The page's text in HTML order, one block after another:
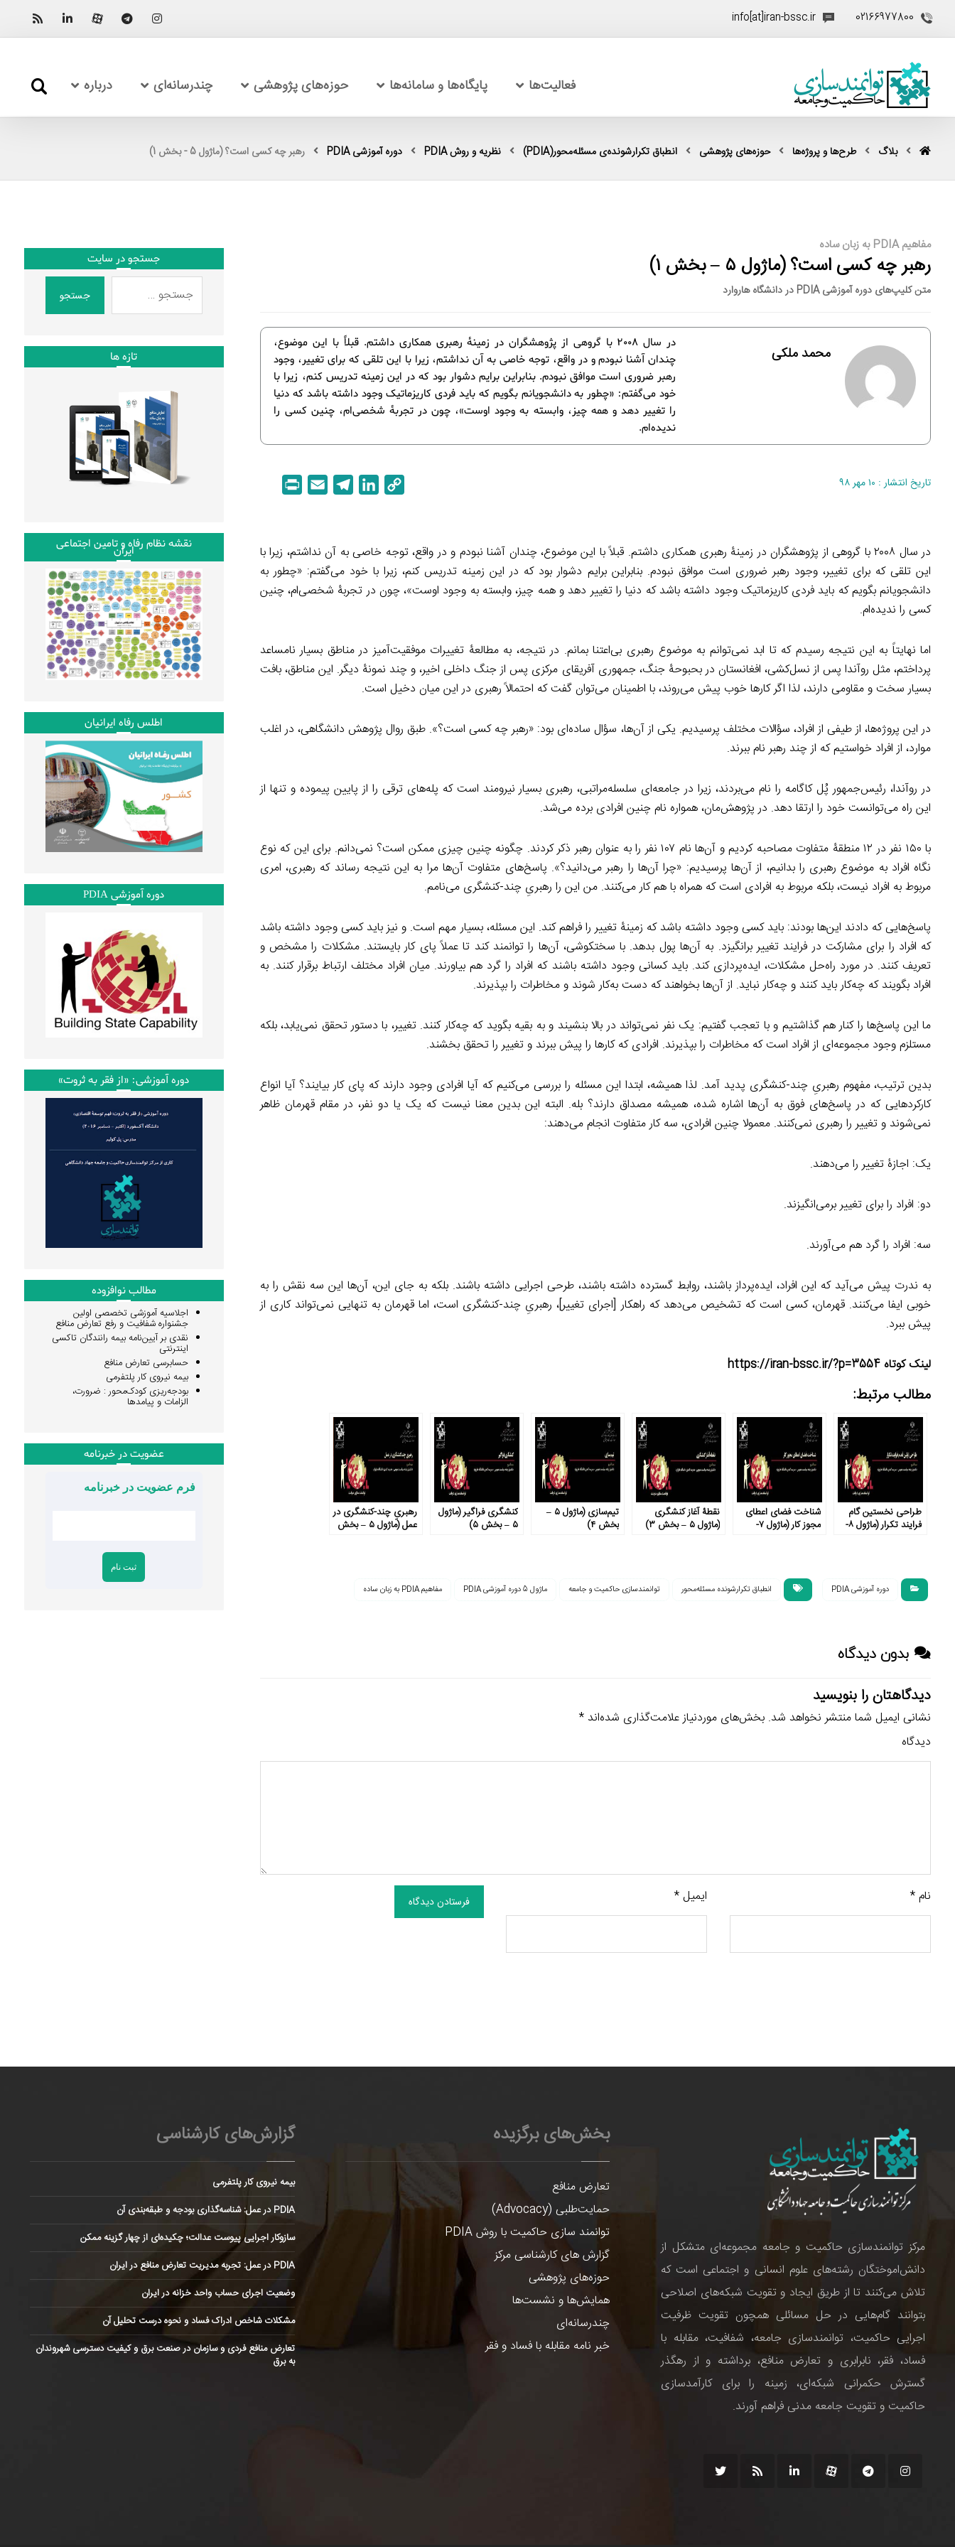
02166977800
info[at]iran-bssc.ir
فعالیت‌ها پایگاه‌ها و سامانه‌ها حوزه‌های پژوهشی چندرسانه‌ای درباره
بلاگ طرح‌ها و پروژه‌ها حوزه‌های پژوهشی انطباق تکرارشونده‌ی مسئله‌محور(PDIA) نظریه و روش PDIA دوره آموزشی PDIA رهبر چه کسی است؟ (ماژول 5 - بخش 1)
مفاهیم PDIA به زبان ساده
رهبر چه کسی است؟ (ماژول ۵ – بخش ۱)
متن کلیپ‌های دوره آموزشی PDIA در دانشگاه هاروارد
در سال 2008 با گروهی از پژوهشگران در زمینۀ رهبری همکاری داشتم. قبلاً با این موضوع،
چندان آشنا نبودم و در واقع، توجه خاصی به آن نداشتم، زیرا با این تلقی که برای تغییر، وجود
رهبر ضروری است موافق نبودم. بنابراین برایم دشوار بود که در این زمینه تدریس کنم، زیرا با
خود می‌گفتم: «چطور به دانشجویانم بگویم که باید فردی کاریزماتیک وجود داشته باشد که دنیا
را تغییر دهد و همه چیز، وابسته به وجود اوست»، چون در تجربۀ شخصی‌ام، چنین کسی را
ندیده‌ام.
محمد ملکی
تاریخ انتشار : ۱۰ مهر ۹۸
L
n
e
d
e
g
r
i
l
n
t
در سال ۲۰۰۸ با گروهی از پژوهشگران در زمینۀ رهبری همکاری داشتم. قبلاً با این موضوع، چندان آشنا نبودم و در واقع، توجه خاصی به آن نداشتم، زیرا با
این تلقی که برای تغییر، وجود رهبر ضروری است موافق نبودم. بنابراین برایم دشوار بود که در این زمینه تدریس کنم، زیرا با خود می‌گفتم: «چطور به
دانشجویانم بگویم که باید فردی کاریزماتیک وجود داشته باشد که دنیا را تغییر دهد و همه چیز، وابسته به وجود اوست»، چون در تجربۀ شخصی‌ام، چنین
کسی را ندیده‌ام.
اما نهایتاً به این نتیجه رسیدم که تا ابد نمی‌توانم به موضوع رهبری بی‌اعتنا بمانم. در نتیجه، به مطالعۀ تغییرات موفقیت‌آمیز در مناطق بسیار نامساعد
پرداختم، مثل روآندا پس از نسل‌کشی، افغانستان در بحبوحۀ جنگ، جمهوری آفریقای مرکزی پس از جنگ داخلی اخیر، و چند نمونۀ دیگر. این مناطق، بافت
بسیار سخت و مقاومی دارند، لذا اگر کارها خوب پیش می‌روند، با اطمینان می‌توان گفت که احتمالاً رهبری در این میان دخیل است.
در این پروژه‌ها، از طیفی از افراد، سؤالات مختلف پرسیدیم. یکی از آن‌ها، سؤال ساده‌ای بود: «رهبر چه کسی است؟». طبق روال پژوهش دانشگاهی، در اغلب
موارد، از افراد خواستیم که از چند رهبر نام ببرند.
در روآندا، رئیس‌جمهور پُل کاگامه را نام می‌بردند، زیرا در جامعه‌ای سلسله‌مراتبی، رهبری بسیار نیرومند است که پله‌های ترقی را از پایین پیموده و تنها از
این راه می‌توانست خود را ارتقا دهد. در پژوهش‌مان، همواره نام چنین افرادی برده می‌شد.
با ۱۵۰ نفر در ۱۲ منطقۀ متفاوت مصاحبه کردیم و آن‌ها نام ۱۰۷ نفر را به عنوان رهبر ذکر کردند. چگونه چنین چیزی ممکن است؟ نمی‌دانم. برای این که نوع
نگاه افراد به موضوع رهبری را بدانیم، از آن‌ها پرسیدیم: «چرا آن‌ها را رهبر می‌دانید؟». پاسخ‌های متفاوت آن‌ها مرا به این نتیجه رساند که رهبری، امری
مربوط به افراد نیست، بلکه مربوط به افرادی است که همراه با هم کار می‌کنند. من این را رهبریِ چند-کنشگری می‌نامم.
پاسخ‌هایی که دادند این‌ها بودند: باید کسی وجود داشته باشد که زمینۀ تغییر را فراهم کند. این مسئله، بسیار مهم است. و نیز باید کسی وجود داشته باشد
که افراد را برای مشارکت در فرایند تغییر برانگیزد. به آن‌ها پول بدهد. با سختکوشی، آن‌ها را توانمند کند تا عملاً پای کار بایستند. مشکلات را مشخص و
تعریف کنند. در مورد راه‌حل مشکلات، ایده‌پردازی کند. باید کسانی وجود داشته باشند که افراد را گرد هم بیاورند. میان افراد مختلف ارتباط برقرار کنند. به
افراد بگویند که چه‌کار باید کنند و چه‌کار نباید. از آن‌ها بخواهند که دست به‌کار شوند و مخاطرات را بپذیرند.
ما این پاسخ‌ها را کنار هم گذاشتیم و با تعجب گفتیم: یک نفر نمی‌تواند در بالا بنشیند و به بقیه بگوید که چه‌کار کنند. تغییر، با دستور تحقق نمی‌یابد، بلکه
مستلزم وجود مجموعه‌ای از افراد است که مخاطرات را بپذیرند. افرادی که کارها را پیش ببرند و تغییر را تحقق بخشند.
بدین ترتیب، مفهوم رهبریِ چند-کنشگری پدید آمد. لذا همیشه، ابتدا این مسئله را بررسی می‌کنیم که آیا افرادی وجود دارند که پای کار بیایند؟ آیا انواع
کارکردهایی که در پاسخ‌های فوق به آن‌ها اشاره شده، همیشه مصداق دارند؟ بله. البته این بدین معنا نیست که یک یا دو نفر، در مقام قهرمان ظاهر
نمی‌شوند و تغییر را رهبری نمی‌کنند. معمولا چنین افرادی، سه کار متفاوت انجام می‌دهند:
یک: اجازۀ تغییر را می‌دهند.
دو: افراد را برای تغییر برمی‌انگیزند.
سه: افراد را گرد هم می‌آورند.
به ندرت پیش می‌آید که این افراد، ایده‌پرداز باشند، روابط گسترده داشته باشند، طرحی اجرایی داشته باشند. بلکه به جای این، آن‌ها این سه نقش را به
خوبی ایفا می‌کنند. قهرمان، کسی است که تشخیص می‌دهد که راهکار [اجرای تغییر]، رهبریِ چند-کنشگری است، اما قهرمان به تنهایی نمی‌تواند کاری از
پیش ببرد.
لینک کوتاه https://iran-bssc.ir/?p=3554
مطالب مرتبط:
طراحی نخستین گام
فرایند تکرار (ماژول ۸-
شناخت فضای اعطای
مجوز کار (ماژول ۷-
نقطۀ آغاز کنشگری
(ماژول ۵ – بخش ۳)
تیم‌سازی (ماژول ۵ –
بخش ۴)
کنشگری فراگیر (ماژول
۵ – بخش ۵)
رهبریِ چند-کنشگری در
عمل (ماژول ۵ – بخش
دوره آموزشی PDIA انطباق تکرارشونده مسئله‌محور توانمندسازی حاکمیت و جامعه ماژول 5 دوره آموزشی PDIA مفاهیم PDIA به زبان ساده
بدون دیدگاه
دیدگاهتان را بنویسید
نشانی ایمیل شما منتشر نخواهد شد. بخش‌های موردنیاز علامت‌گذاری شده‌اند*
دیدگاه
نام* ایمیل* فرستادن دیدگاه
جستجو در سایت
جستجو
تازه ها
نقشه نظام رفاه و تامین اجتماعی
ایران
اطلس رفاه ایرانیان
دوره آموزشی PDIA
دوره آموزشی: «از فقر به ثروت»
مطالب نوافزوده
اجلاسیه آموزشی تخصصی اولین
جشنواره شفافیت و رفع تعارض منافع
نقدی بر آیین‌نامه بیمه رانندگان تاکسی
اینترنتی
حسابرسی تعارض منافع
بیمه نیروی کار پلتفرمی
بودجه‌ریزی کودک‌محور : ضرورت،
الزامات و پیامدها
عضویت در خبرنامه
فرم عضویت در خبرنامه
مرکز توانمندسازی حاکمیت و جامعه مجموعه‌ای متشکل از
دانش‌اموختگان رشته‌های علوم انسانی و اجتماعی است که
تلاش می‌کنند تا از طریق ایجاد و تقویت شبکه‌های اصلاحی
بتوانند گام‌هایی در حل مسائلی همچون تقویت ظرفیت
اجرایی حاکمیت، توانمندسازی جامعه، شفافیت، مقابله با
فساد، فقر، نابرابری و تعارض منافع، برداشته و از رهگذر
گسترش حکمرانی شبکه‌ای، زمینه را برای کارآمدسازی
حاکمیت و تقویت جامعه مدنی فراهم آورند.
بخش‌های برگزیده
تعارض منافع
حمایت‌طلبی (Advocacy)
توانمند سازی حاکمیت با روش PDIA
گزارش های کارشناسی مرکز
حوزه‌های پژوهشی
همایش‌ها و نشست‌ها
چندرسانه‌ای
خبر نامه مقابله با فساد و فقر
گزارش‌های کارشناسی
بیمه نیروی کار پلتفرمی
PDIA در عمل: شناسه‌گذاری بودجه و طبقه‌بندی آن
سازوکار اجرایی پیوست عدالت؛ چکیده‌ای از چهار گزینه ممکن
PDIA در عمل: تجربه مدیریت تعارض منافع در ایران
وضعیت اجرای حساب واحد خزانه در ایران
مشکلات شاخص ادراک فساد و نحوه درست تحلیل آن
تعارض منافع فردی و سازمان در صنعت برق و کیفیت دسترسی شهروندان
به برق